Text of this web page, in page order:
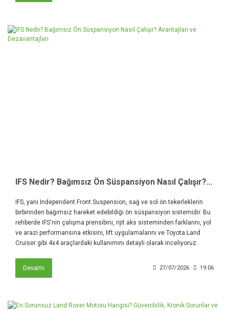
IFS Nedir? Bağımsız Ön Süspansiyon Nasıl Çalışır? Avantajları ve Dezavantajları
IFS, yani Independent Front Suspension, sağ ve sol ön tekerleklerin
birbirinden bağımsız hareket edebildiği ön süspansiyon sistemidir. Bu
rehberde IFS'nin çalışma prensibini, rijit aks sisteminden farklarını, yol
ve arazi performansına etkisini, lift uygulamalarını ve Toyota Land
Cruiser gibi 4x4 araçlardaki kullanımını detaylı olarak inceliyoruz.
Devamı 27/07/2026 19:06